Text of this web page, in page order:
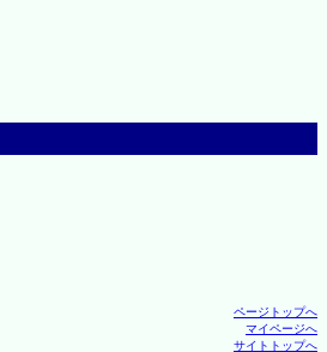
ページトップへ
マイページへ
サイトトップへ